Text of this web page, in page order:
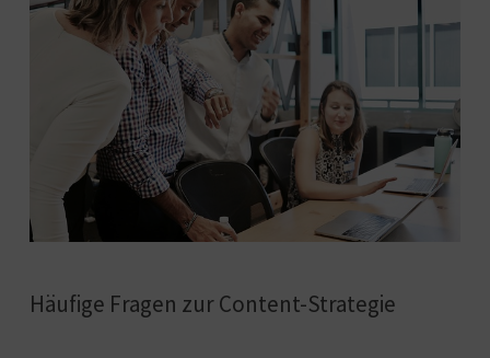
Häufige Fragen zur Content-Strategie